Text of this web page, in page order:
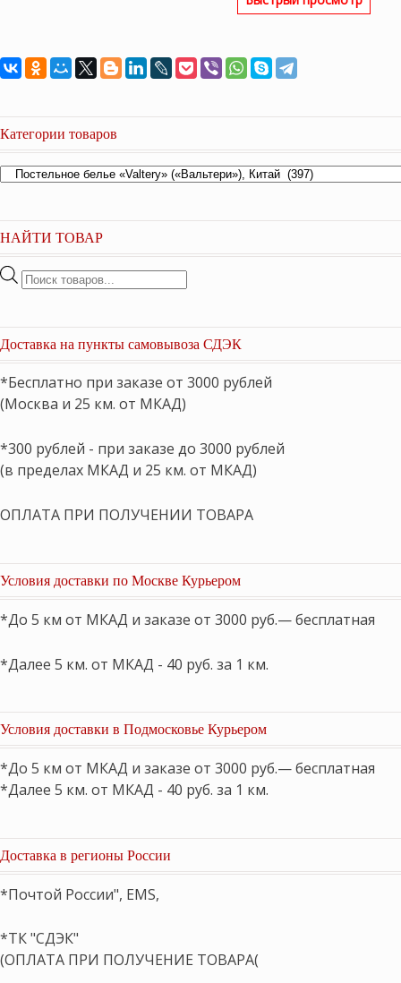
Категории товаров
НАЙТИ ТОВАР
Поиск
Доставка на пункты самовывоза СДЭК
*Бесплатно при заказе от 3000 рублей
(Москва и 25 км. от МКАД)
*300 рублей - при заказе до 3000 рублей
(в пределах МКАД и 25 км. от МКАД)
ОПЛАТА ПРИ ПОЛУЧЕНИИ ТОВАРА
Условия доставки по Москве Курьером
*До 5 км от МКАД и заказе от 3000 руб.— бесплатная
*Далее 5 км. от МКАД - 40 руб. за 1 км.
Условия доставки в Подмосковье Курьером
*До 5 км от МКАД и заказе от 3000 руб.— бесплатная
*Далее 5 км. от МКАД - 40 руб. за 1 км.
Доставка в регионы России
*Почтой России", EMS,
*ТК "СДЭК"
(ОПЛАТА ПРИ ПОЛУЧЕНИЕ ТОВАРА(